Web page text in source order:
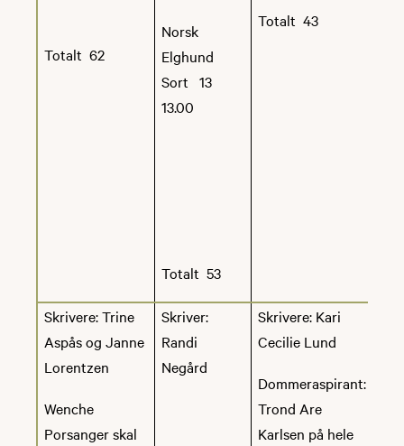
Totalt 62
Norsk
Elghund
Sort 13
13.00
Totalt 53
Totalt 43
Skrivere: Trine
Aspås og Janne
Lorentzen
Wenche
Porsanger skal
Skriver:
Randi
Negård
Skrivere: Kari
Cecilie Lund
Dommeraspirant:
Trond Are
Karlsen på hele